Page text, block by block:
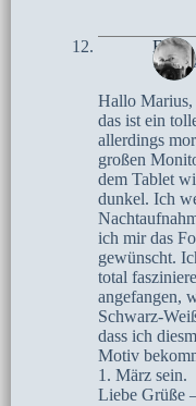
Elke
1.
Hallo Marius,
das ist ein
allerdings
großen
dem Tablet
dunkel. Ich
ich mir das
gewünscht.
total
angefangen,
Schwarz-
dass ich
Motiv
1. März sein.
Liebe Grüße